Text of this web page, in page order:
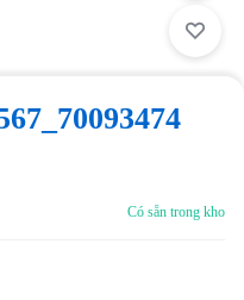
Có sẵn trong kho